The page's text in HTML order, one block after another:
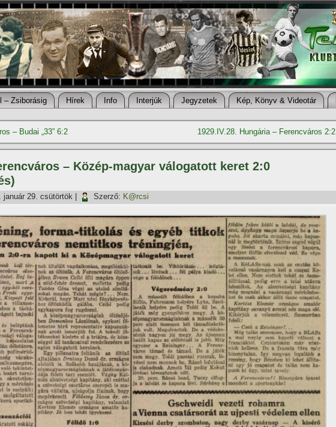
– Zsiborásig Hí­rek Info Interjúk Jegyzetek Kép, Könyv & Videotár
– Budai „33” 6:2 1929.IV.28. Hungária – Ferencváros 2:2
– Közép-magyar válogatott keret 2:0
január 29. csütörtök Szerző: K@rcsi